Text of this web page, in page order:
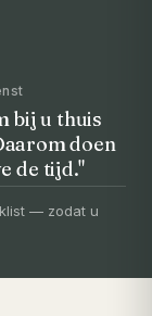
bij u thuis
doen
de tijd."
— zodat u
in